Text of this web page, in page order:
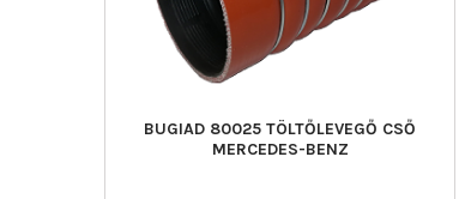
BUGIAD 80025 TÖLTŐLEVEGŐ CSŐ
MERCEDES-BENZ